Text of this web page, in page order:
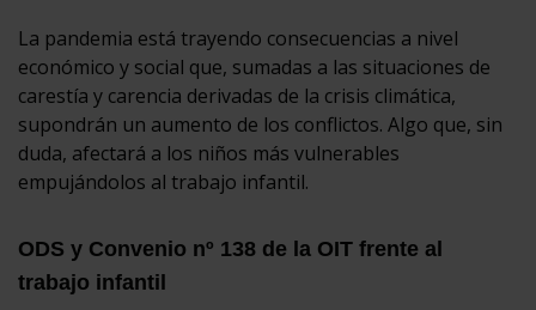
La pandemia está trayendo consecuencias a nivel
económico y social que, sumadas a las situaciones de
carestía y carencia derivadas de la crisis climática,
supondrán un aumento de los conflictos. Algo que, sin
duda, afectará a los niños más vulnerables
empujándolos al trabajo infantil.
ODS y Convenio nº 138 de la OIT frente al
trabajo infantil